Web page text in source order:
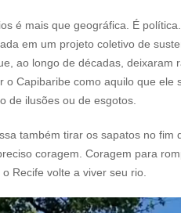
é mais que geográfica. É
em um projeto coletivo de
ao longo de décadas, deixaram
o Capibaribe como aquilo que ele
de ilusões ou de esgotos.
também tirar os sapatos no fim
coragem. Coragem para
Recife volte a viver seu rio.